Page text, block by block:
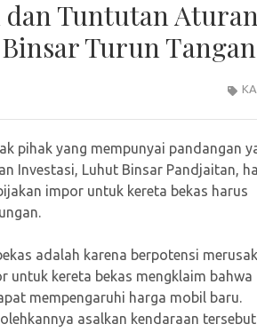
Tuntutan Aturan
Turun Tangan
pihak yang mempunyai pandangan
Investasi, Luhut Binsar Pandjaitan,
impor untuk kereta bekas harus
adalah karena berpotensi merusak
kereta bekas mengklaim bahwa
mempengaruhi harga mobil baru.
asalkan kendaraan tersebut